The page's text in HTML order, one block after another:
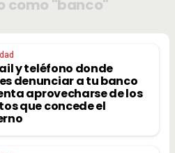
como "banco"
y teléfono donde
denunciar a tu banco
aprovecharse de los
que concede el